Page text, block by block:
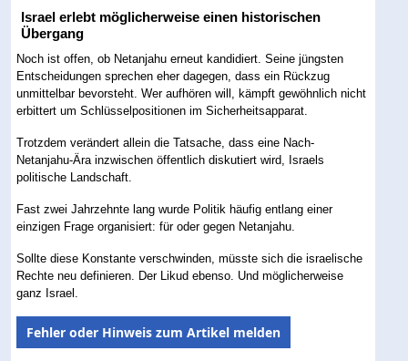
Israel erlebt möglicherweise einen historischen
Übergang
Noch ist offen, ob Netanjahu erneut kandidiert. Seine jüngsten
Entscheidungen sprechen eher dagegen, dass ein Rückzug
unmittelbar bevorsteht. Wer aufhören will, kämpft gewöhnlich nicht
erbittert um Schlüsselpositionen im Sicherheitsapparat.
Trotzdem verändert allein die Tatsache, dass eine Nach-
Netanjahu-Ära inzwischen öffentlich diskutiert wird, Israels
politische Landschaft.
Fast zwei Jahrzehnte lang wurde Politik häufig entlang einer
einzigen Frage organisiert: für oder gegen Netanjahu.
Sollte diese Konstante verschwinden, müsste sich die israelische
Rechte neu definieren. Der Likud ebenso. Und möglicherweise
ganz Israel.
Fehler oder Hinweis zum Artikel melden